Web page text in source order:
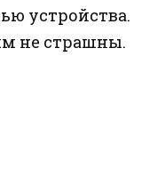
устройства.
не страшны.